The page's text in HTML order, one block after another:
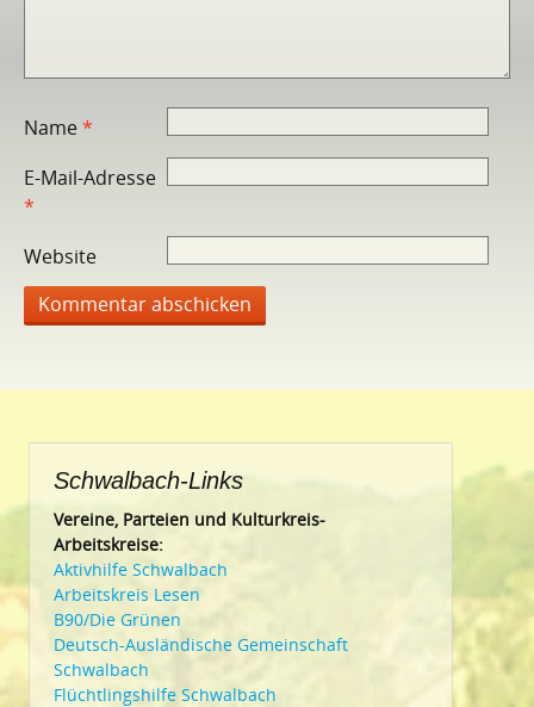
Name*
E-Mail-Adresse
*
Website
Schwalbach-Links
Vereine, Parteien und Kulturkreis-
Arbeitskreise:
Aktivhilfe Schwalbach
Arbeitskreis Lesen
B90/Die Grünen
Deutsch-Ausländische Gemeinschaft
Schwalbach
Flüchtlingshilfe Schwalbach